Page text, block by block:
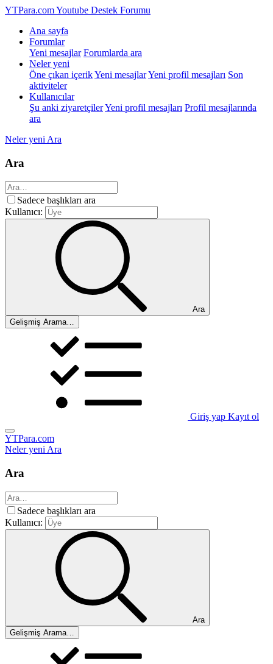
YTPara.comYoutube Destek Forumu
Ana sayfa
Forumlar
Yeni mesajlar Forumlarda ara
Neler yeni
Öne çıkan içerikYeni mesajlarYeni profil mesajları Son
aktiviteler
Kullanıcılar
Şu anki ziyaretçilerYeni profil mesajları Profil mesajlarında
ara
Neler yeni Ara
Ara
Sadece başlıkları ara
Kullanıcı:
Ara
Gelişmiş Arama…
Giriş yap Kayıt ol
YTPara.com
Neler yeniAra
Ara
Sadece başlıkları ara
Kullanıcı:
Ara
Gelişmiş Arama…